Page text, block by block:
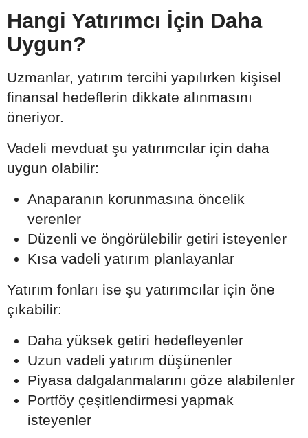
Hangi Yatırımcı İçin Daha
Uygun?
Uzmanlar, yatırım tercihi yapılırken kişisel
finansal hedeflerin dikkate alınmasını
öneriyor.
Vadeli mevduat şu yatırımcılar için daha
uygun olabilir:
Anaparanın korunmasına öncelik
verenler
Düzenli ve öngörülebilir getiri isteyenler
Kısa vadeli yatırım planlayanlar
Yatırım fonları ise şu yatırımcılar için öne
çıkabilir:
Daha yüksek getiri hedefleyenler
Uzun vadeli yatırım düşünenler
Piyasa dalgalanmalarını göze alabilenler
Portföy çeşitlendirmesi yapmak
isteyenler